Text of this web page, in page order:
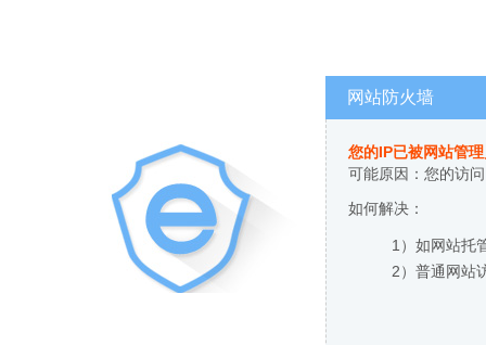
网站防火墙
您的IP已被网站管
可能原因：您的访
如何解决：
1）如网站托
2）普通网站